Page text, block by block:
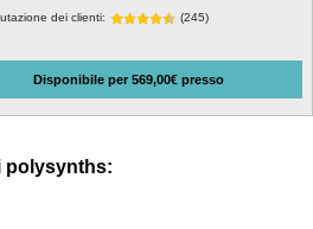
dei clienti: (245)
Disponibile per 569,00€ presso
polysynths: